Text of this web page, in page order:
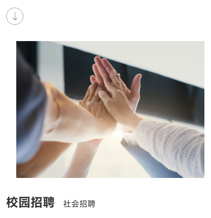
校园招聘 社会招聘